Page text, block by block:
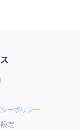
ーポリシー
定